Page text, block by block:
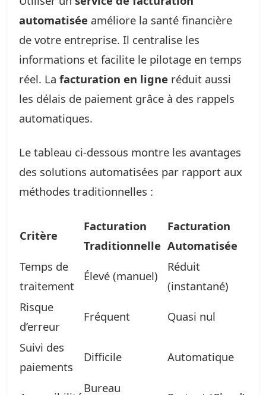
automatisée améliore la santé financière
de votre entreprise. Il centralise les
informations et facilite le pilotage en temps
réel. La facturation en ligne réduit aussi
les délais de paiement grâce à des rappels
automatiques.
Le tableau ci-dessous montre les avantages
des solutions automatisées par rapport aux
méthodes traditionnelles :
Critère
Facturation
Traditionnelle
Facturation
Automatisée
Temps de
traitement
Élevé (manuel)
Réduit
(instantané)
Risque
d’erreur
Fréquent Quasi nul
Suivi des
paiements
Difficile Automatique
Bureau